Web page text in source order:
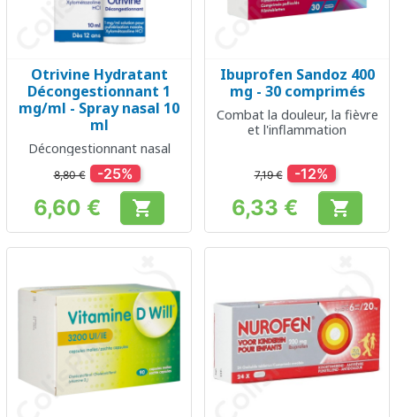
Otrivine Hydratant
Décongestionnant 1
mg/ml - Spray nasal 10
ml
Décongestionnant nasal
8,80 € -25%
Prix
6,60 € 
Ibuprofen Sandoz 400
mg - 30 comprimés
Combat la douleur, la fièvre
et l'inflammation
7,19 € -12%
Prix
6,33 € 